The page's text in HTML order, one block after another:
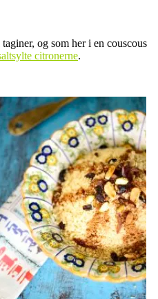
og som her i en couscous
citronerne.